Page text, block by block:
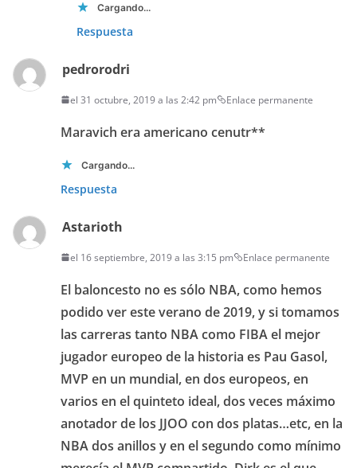
Cargando...
Respuesta
pedrorodri
el 31 octubre, 2019 a las 2:42 pm Enlace permanente
Maravich era americano cenutr**
Cargando...
Respuesta
Astarioth
el 16 septiembre, 2019 a las 3:15 pm Enlace permanente
El baloncesto no es sólo NBA, como hemos
podido ver este verano de 2019, y si tomamos
las carreras tanto NBA como FIBA el mejor
jugador europeo de la historia es Pau Gasol,
MVP en un mundial, en dos europeos, en
varios en el quinteto ideal, dos veces máximo
anotador de los JJOO con dos platas…etc, en la
NBA dos anillos y en el segundo como mínimo